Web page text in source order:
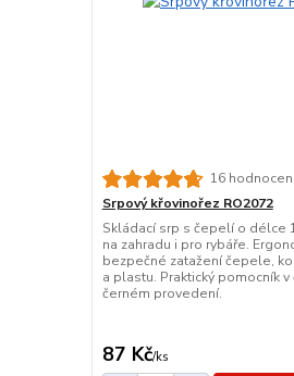
16
Srpový křovinořez RO2072
Skládací srp s čepelí o délce
na zahradu i pro rybáře.
bezpečné zatažení čepele,
a plastu. Praktický pomocník
černém provedení.
87 Kč/ks